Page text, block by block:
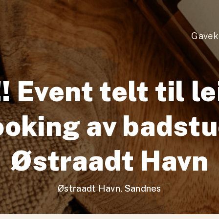
Event telt til
av
Østraadt Havn
Østraadt Havn, Sandnes